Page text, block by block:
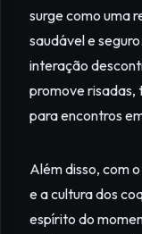
surge como uma
saudável e
interação
promove risadas,
para encontros
Além disso, com
e a cultura dos
espírito do